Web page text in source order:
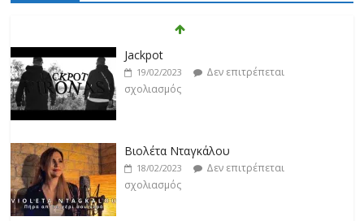
Βιολέτα Νταγκάλου
18/02/2023
Δεν επιτρέπεται
σχολιασμός
Κατερίνα Λιόλιου
17/02/2023
Δεν επιτρέπεται
σχολιασμός